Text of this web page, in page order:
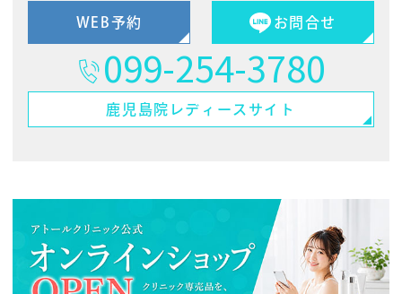
WEB予約 お問合せ
099-254-3780
鹿児島院 レディースサイト